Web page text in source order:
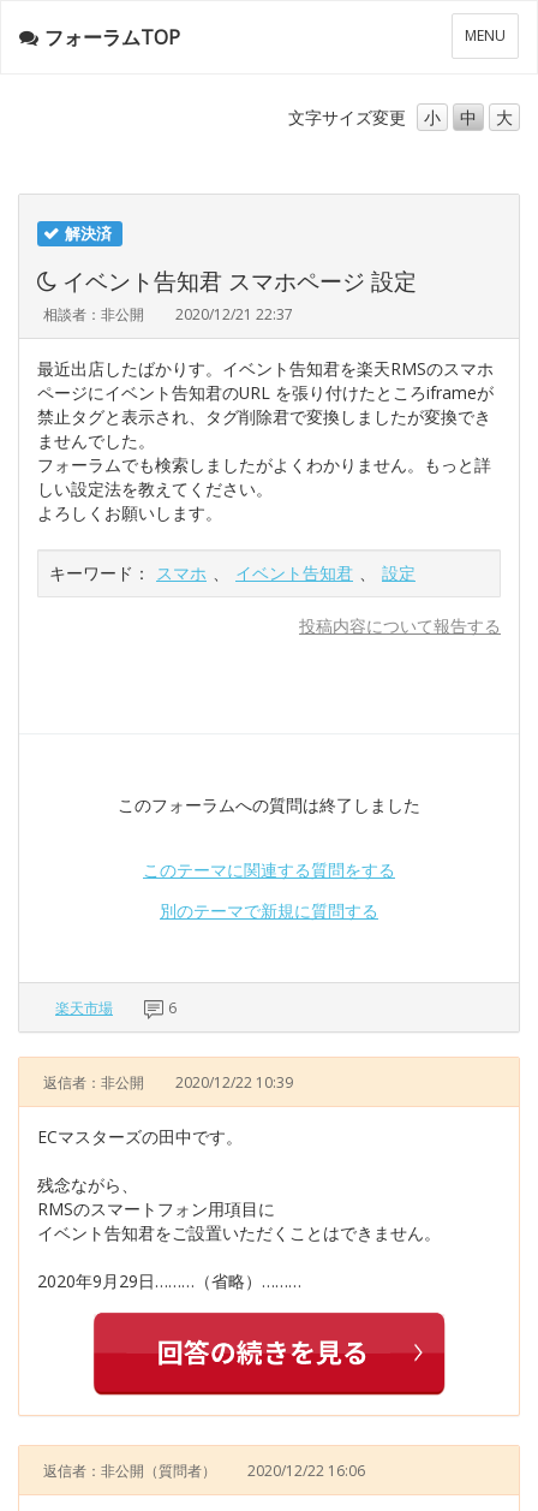
メ
ニ
ー
MENU
フォーラムTOP
文字サイズ変更 小 中 大
解決済
イベント告知君 スマホページ 設定
相談者：非公開 2020/12/21 22:37
最近出店したばかりす。イベント告知君を楽天RMSのスマホ
ページにイベント告知君のURL を張り付けたところiframeが
禁止タグと表示され、タグ削除君で変換しましたが変換でき
ませんでした。
フォーラムでも検索しましたがよくわかりません。もっと詳
しい設定法を教えてください。
よろしくお願いします。
キーワード： スマホ 、 イベント告知君 、 設定
投稿内容について報告する
このフォーラムへの質問は終了しました
このテーマに関連する質問をする
別のテーマで新規に質問する
楽天市場 6
返信者：非公開 2020/12/22 10:39
ECマスターズの田中です。
残念ながら、
RMSのスマートフォン用項目に
イベント告知君をご設置いただくことはできません。
2020年9月29日………（省略）………
返信者：非公開 （質問者） 2020/12/22 16:06